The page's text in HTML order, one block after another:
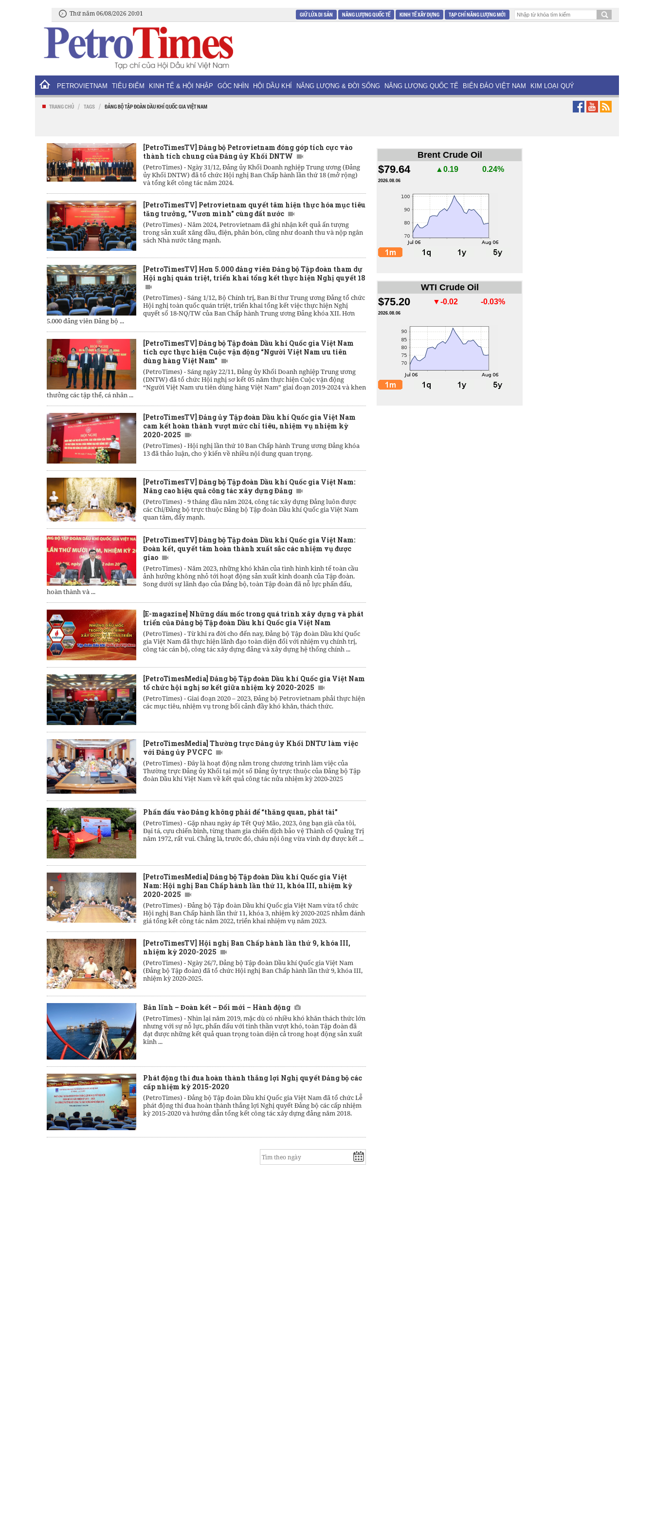
Thứ năm 06/08/2026 20:01 GIỮ LỬA DI SẢN NĂNG LƯỢNG QUỐC TẾ KINH TẾ XÂY DỰNG TẠP CHÍ NĂNG LƯỢNG MỚI
PETROVIETNAM TIÊU ĐIỂM KINH TẾ & HỘI NHẬP GÓC NHÌN HỘI DẦU KHÍ NĂNG LƯỢNG & ĐỜI SỐNG NĂNG LƯỢNG QUỐC TẾ BIỂN ĐẢO VIỆT NAM KIM LOẠI QUÝ
TRANG CHỦ / TAGS / ĐẢNG BỘ TẬP ĐOÀN DẦU KHÍ QUỐC GIA VIỆT NAM
[PetroTimesTV] Đảng bộ Petrovietnam đóng góp tích cực vào
thành tích chung của Đảng ủy Khối DNTW
(PetroTimes) -Ngày 31/12, Đảng ủy Khối Doanh nghiệp Trung ương (Đảng
ủy Khối DNTW) đã tổ chức Hội nghị Ban Chấp hành lần thứ 18 (mở rộng)
và tổng kết công tác năm 2024.
[PetroTimesTV] Petrovietnam quyết tâm hiện thực hóa mục tiêu
tăng trưởng, "Vươn mình" cùng đất nước
(PetroTimes) -Năm 2024, Petrovietnam đã ghi nhận kết quả ấn tượng
trong sản xuất xăng dầu, điện, phân bón, cũng như doanh thu và nộp ngân
sách Nhà nước tăng mạnh.
[PetroTimesTV] Hơn 5.000 đảng viên Đảng bộ Tập đoàn tham dự
Hội nghị quán triệt, triển khai tổng kết thực hiện Nghị quyết 18
(PetroTimes) -Sáng 1/12, Bộ Chính trị, Ban Bí thư Trung ương Đảng tổ chức
Hội nghị toàn quốc quán triệt, triển khai tổng kết việc thực hiện Nghị
quyết số 18-NQ/TW của Ban Chấp hành Trung ương Đảng khóa XII. Hơn
5.000 đảng viên Đảng bộ ...
[PetroTimesTV] Đảng bộ Tập đoàn Dầu khí Quốc gia Việt Nam
tích cực thực hiện Cuộc vận động “Người Việt Nam ưu tiên
dùng hàng Việt Nam”
(PetroTimes) -Sáng ngày 22/11, Đảng ủy Khối Doanh nghiệp Trung ương
(DNTW) đã tổ chức Hội nghị sơ kết 05 năm thực hiện Cuộc vận động
“Người Việt Nam ưu tiên dùng hàng Việt Nam” giai đoạn 2019-2024 và khen
thưởng các tập thể, cá nhân ...
[PetroTimesTV] Đảng ủy Tập đoàn Dầu khí Quốc gia Việt Nam
cam kết hoàn thành vượt mức chỉ tiêu, nhiệm vụ nhiệm kỳ
2020-2025
(PetroTimes) -Hội nghị lần thứ 10 Ban Chấp hành Trung ương Đảng khóa
13 đã thảo luận, cho ý kiến về nhiều nội dung quan trọng.
[PetroTimesTV] Đảng bộ Tập đoàn Dầu khí Quốc gia Việt Nam:
Nâng cao hiệu quả công tác xây dựng Đảng
(PetroTimes) -9 tháng đầu năm 2024, công tác xây dựng Đảng luôn được
các Chi/Đảng bộ trực thuộc Đảng bộ Tập đoàn Dầu khí Quốc gia Việt Nam
quan tâm, đẩy mạnh.
[PetroTimesTV] Đảng bộ Tập đoàn Dầu khí Quốc gia Việt Nam:
Đoàn kết, quyết tâm hoàn thành xuất sắc các nhiệm vụ được
giao
(PetroTimes) -Năm 2023, những khó khăn của tình hình kinh tế toàn cầu
ảnh hưởng không nhỏ tới hoạt động sản xuất kinh doanh của Tập đoàn.
Song dưới sự lãnh đạo của Đảng bộ, toàn Tập đoàn đã nỗ lực phấn đấu,
hoàn thành và ...
[E-magazine] Những dấu mốc trong quá trình xây dựng và phát
triển của Đảng bộ Tập đoàn Dầu khí Quốc gia Việt Nam
(PetroTimes) -Từ khi ra đời cho đến nay, Đảng bộ Tập đoàn Dầu khí Quốc
gia Việt Nam đã thực hiện lãnh đạo toàn diện đối với nhiệm vụ chính trị,
công tác cán bộ, công tác xây dựng đảng và xây dựng hệ thống chính ...
[PetroTimesMedia] Đảng bộ Tập đoàn Dầu khí Quốc gia Việt Nam
tổ chức hội nghị sơ kết giữa nhiệm kỳ 2020-2025
(PetroTimes) -Giai đoạn 2020 – 2023, Đảng bộ Petrovietnam phải thực hiện
các mục tiêu, nhiệm vụ trong bối cảnh đầy khó khăn, thách thức.
[PetroTimesMedia] Thường trực Đảng ủy Khối DNTƯ làm việc
với Đảng ủy PVCFC
(PetroTimes) -Đây là hoạt động nằm trong chương trình làm việc của
Thường trực Đảng ủy Khối tại một số Đảng ủy trực thuộc của Đảng bộ Tập
đoàn Dầu khí Việt Nam về kết quả công tác nửa nhiệm kỳ 2020-2025
Phấn đấu vào Đảng không phải để “thăng quan, phát tài”
(PetroTimes) -Gặp nhau ngày áp Tết Quý Mão, 2023, ông bạn già của tôi,
Đại tá, cựu chiến binh, từng tham gia chiến dịch bảo vệ Thành cổ Quảng Trị
năm 1972, rất vui. Chẳng là, trước đó, cháu nội ông vừa vinh dự được kết ...
[PetroTimesMedia] Đảng bộ Tập đoàn Dầu khí Quốc gia Việt
Nam: Hội nghị Ban Chấp hành lần thứ 11, khóa III, nhiệm kỳ
2020-2025
(PetroTimes) -Đảng bộ Tập đoàn Dầu khí Quốc gia Việt Nam vừa tổ chức
Hội nghị Ban Chấp hành lần thứ 11, khóa 3, nhiệm kỳ 2020-2025 nhằm đánh
giá tổng kết công tác năm 2022, triển khai nhiệm vụ năm 2023.
[PetroTimesTV] Hội nghị Ban Chấp hành lần thứ 9, khóa III,
nhiệm kỳ 2020-2025
(PetroTimes) -Ngày 26/7, Đảng bộ Tập đoàn Dầu khí Quốc gia Việt Nam
(Đảng bộ Tập đoàn) đã tổ chức Hội nghị Ban Chấp hành lần thứ 9, khóa III,
nhiệm kỳ 2020-2025.
Bản lĩnh – Đoàn kết – Đổi mới – Hành động
(PetroTimes) -Nhìn lại năm 2019, mặc dù có nhiều khó khăn thách thức lớn
nhưng với sự nỗ lực, phấn đấu với tinh thần vượt khó, toàn Tập đoàn đã
đạt được những kết quả quan trọng toàn diện cả trong hoạt động sản xuất
kinh ...
Phát động thi đua hoàn thành thắng lợi Nghị quyết Đảng bộ các
cấp nhiệm kỳ 2015-2020
(PetroTimes) -Đảng bộ Tập đoàn Dầu khí Quốc gia Việt Nam đã tổ chức Lễ
phát động thi đua hoàn thành thắng lợi Nghị quyết Đảng bộ các cấp nhiệm
kỳ 2015-2020 và hướng dẫn tổng kết công tác xây dựng đảng năm 2018.
Brent Crude Oil
$79.64 ▲0.19 0.24%
2026.08.06
WTI Crude Oil
$75.20 ▼-0.02 -0.03%
2026.08.06